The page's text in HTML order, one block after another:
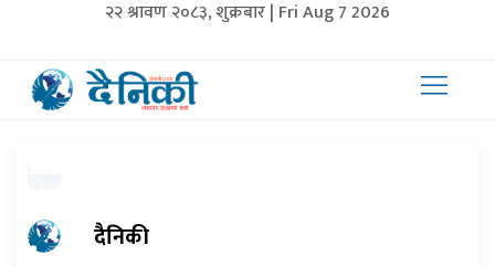
२२ श्रावण २०८३, शुक्रबार | Fri Aug 7 2026
दैनिकी